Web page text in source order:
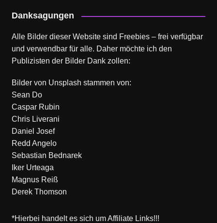
Danksagungen
Alle Bilder dieser Website sind Freebies – frei verfügbar
und verwendbar für alle. Daher möchte ich den
Publizisten der Bilder Dank zollen:
Bilder von Unsplash stammen von:
Sean Do
Caspar Rubin
Chris Liverani
Daniel Josef
Redd Angelo
Sebastian Bednarek
Iker Urteaga
Magnus Reiß
Derek Thomson
*Hierbei handelt es sich um Affiliate Links!!!